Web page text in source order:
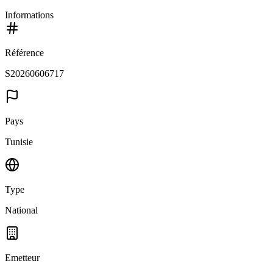
Informations
Référence
S20260606717
Pays
Tunisie
Type
National
Emetteur